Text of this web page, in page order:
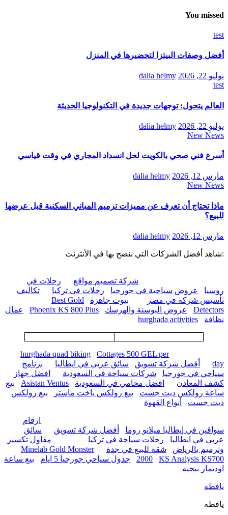
You missed
test
أفضل وصفات البيتزا لتحضيرها في المنزل
يوليو 22, 2026
dalia helmy
test
العالم يتحول: توجهات جديدة في التكنولوجيا الحديثة
يوليو 22, 2026
dalia helmy
New News
أسرع فني صحي بالكويت لحل انسداد المجاري في وقت قياسي
مارس 12, 2026
dalia helmy
New News
ماذا تحتاج أن تعرف عن مميزات ترميم المباني السكنية قبل عرضها
للبيع؟
مارس 12, 2026 dalia helmy
:شاهد أفضل الشركات التي ننصح بها في الأنترنت
شركة تصميم مواقع
رحلات في
روسيا
عروض سياحية في جورجيا رحلات في تركيا
تكاليف
تأسيس شركة في مصر
بيوت جاهزة
Best Gold
Detectors
عروض البوسنة والهرسك Phoenix KS 800 Plus
عمال
نظافة
hurghada activities
hurghada quad biking
Cottages 500 GEL per
day
أفضل شركة تسويق سائق عربي في ايطاليا
برنامج
سياحي في جورجيا
شركات سياحة في السعودية
افضل جهاز
كشف المعادن
افضل محامي في السعودية Asistan Ventus
بيع
ساعة رولكس ديت جست
بيع رولكس ياخت ماستر
بيع رولكس
ديت جست
أنواع القهوة
ارقام
سواقين في إيطاليا ميلانو روما
أفضل شركة تسويق
سائق
عربي في ايطاليا
رحلات سياحة في تركيا
مقاول تكسير
وترميم بالرياض
شقة للبيع في جدة
Minelab Gold Monster
2000
KS Analysis KS700 جدول سياحي جورجيا 5 ايام
بيع ساعة
اوديمار بيجيه
يافطه
يافطه